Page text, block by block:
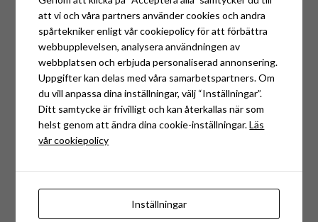
att vi och våra partners använder cookies och andra
spårtekniker enligt vår cookiepolicy för att förbättra
webbupplevelsen, analysera användningen av
webbplatsen och erbjuda personaliserad annonsering.
Uppgifter kan delas med våra samarbetspartners. Om
du vill anpassa dina inställningar, välj “Inställningar”.
Ditt samtycke är frivilligt och kan återkallas när som
helst genom att ändra dina cookie-inställningar.Läs
vår cookiepolicy
Inställningar